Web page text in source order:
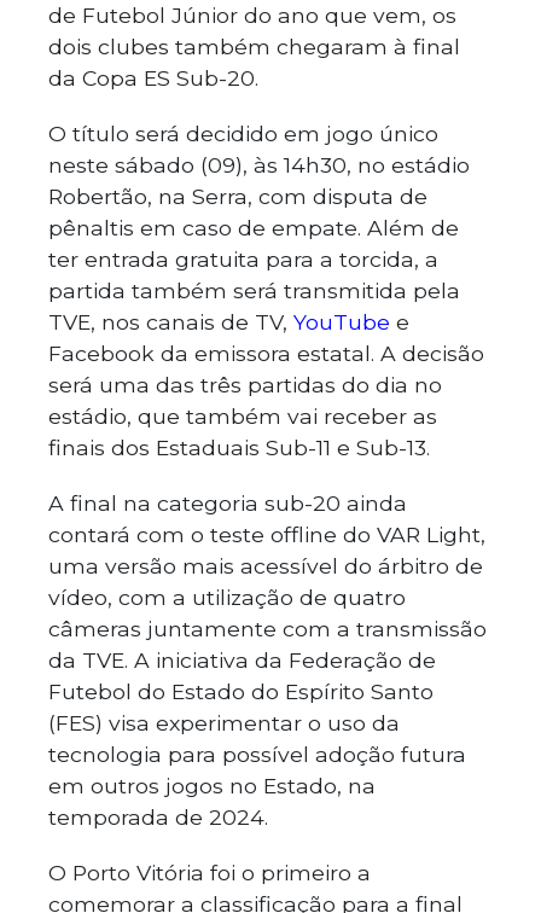
de Futebol Júnior do ano que vem, os
dois clubes também chegaram à final
da Copa ES Sub-20.
O título será decidido em jogo único
neste sábado (09), às 14h30, no estádio
Robertão, na Serra, com disputa de
pênaltis em caso de empate. Além de
ter entrada gratuita para a torcida, a
partida também será transmitida pela
TVE, nos canais de TV, YouTube e
Facebook da emissora estatal. A decisão
será uma das três partidas do dia no
estádio, que também vai receber as
finais dos Estaduais Sub-11 e Sub-13.
A final na categoria sub-20 ainda
contará com o teste offline do VAR Light,
uma versão mais acessível do árbitro de
vídeo, com a utilização de quatro
câmeras juntamente com a transmissão
da TVE. A iniciativa da Federação de
Futebol do Estado do Espírito Santo
(FES) visa experimentar o uso da
tecnologia para possível adoção futura
em outros jogos no Estado, na
temporada de 2024.
O Porto Vitória foi o primeiro a
comemorar a classificação para a final